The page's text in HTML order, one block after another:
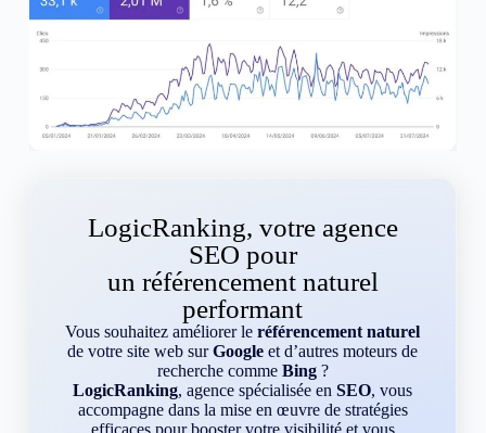
LogicRanking, votre agence
SEO pour
un référencement naturel
performant
Vous souhaitez améliorer leréférencement naturel
de votre site web surGoogle et d’autres moteurs de
recherche comme Bing?
LogicRanking, agence spécialisée enSEO, vous
accompagne dans la mise en œuvre de stratégies
efficaces pour booster votre visibilité et vous